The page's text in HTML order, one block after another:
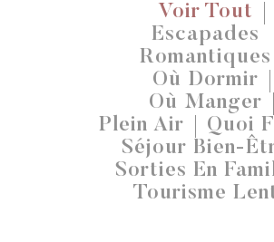
Voir Tout
Escapades
Romantiques
Où Dormir
Où Manger
Plein Air Quoi
Séjour Bien-
Sorties En
Tourisme